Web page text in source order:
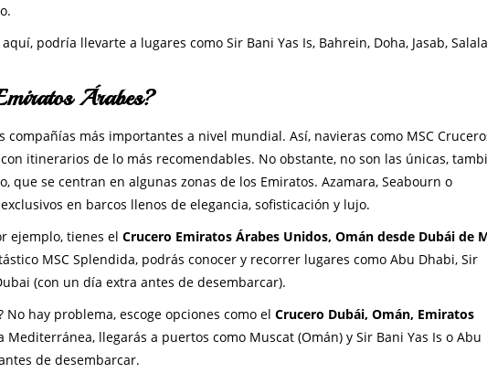
podría llevarte a lugares como Sir Bani Yas Is, Bahrein, Doha, Jasab,
Árabes?
más importantes a nivel mundial. Así, navieras como MSC
itinerarios de lo más recomendables. No obstante, no son las únicas,
que se centran en algunas zonas de los Emiratos. Azamara, Seabourn o
en barcos llenos de elegancia, sofisticación y lujo.
ejemplo, tienes el Crucero Emiratos Árabes Unidos, Omán desde Dubái de
MSC Splendida, podrás conocer y recorrer lugares como Abu Dhabi, Sir
(con un día extra antes de desembarcar).
hay problema, escoge opciones como el Crucero Dubái, Omán, Emiratos
Mediterránea, llegarás a puertos como Muscat (Omán) y Sir Bani Yas Is o Abu
de desembarcar.